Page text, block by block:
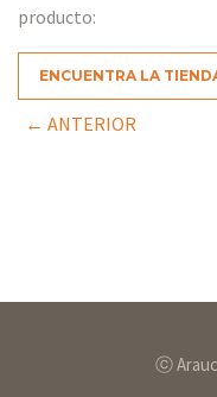
producto:
ENCUENTRA LA
← ANTERIOR
ⓒ